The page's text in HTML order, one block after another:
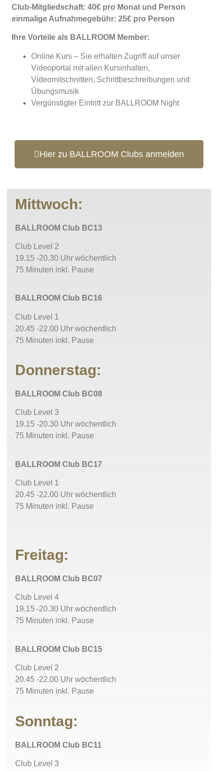
Club-Mitgliedschaft: 40€ pro Monat und Person
einmalige Aufnahmegebühr: 25€ pro Person
Ihre Vorteile als BALLROOM Member:
Online Kurs – Sie erhalten Zugriff auf unser
Videoportal mit allen Kursinhalten,
Videomitschnitten, Schrittbeschreibungen und
Übungsmusik
Vergünstigter Eintritt zur BALLROOM Night
Hier zu BALLROOM Clubs anmelden
Mittwoch:
BALLROOM Club BC13
Club Level 2
19.15 -20.30 Uhr wöchentlich
75 Minuten inkl. Pause
BALLROOM Club BC16
Club Level 1
20.45 -22.00 Uhr wöchentlich
75 Minuten inkl. Pause
Donnerstag:
BALLROOM Club BC08
Club Level 3
19.15 -20.30 Uhr wöchentlich
75 Minuten inkl. Pause
BALLROOM Club BC17
Club Level 1
20.45 -22.00 Uhr wöchentlich
75 Minuten inkl. Pause
Freitag:
BALLROOM Club BC07
Club Level 4
19.15 -20.30 Uhr wöchentlich
75 Minuten inkl. Pause
BALLROOM Club BC15
Club Level 2
20.45 -22.00 Uhr wöchentlich
75 Minuten inkl. Pause
Sonntag:
BALLROOM Club BC11
Club Level 3